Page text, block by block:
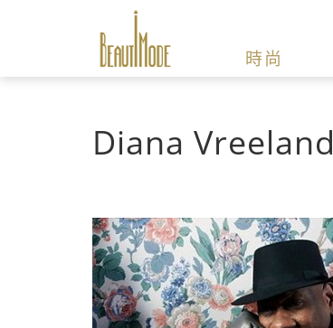
時尚
Diana Vreeland